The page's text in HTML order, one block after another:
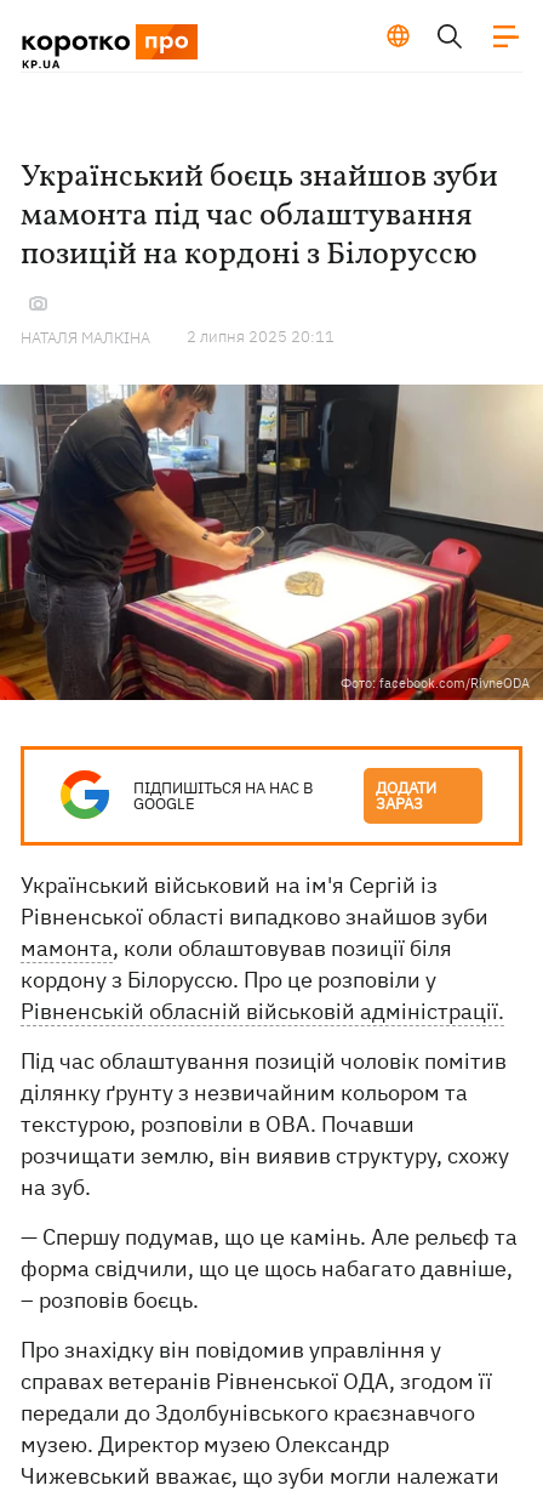
Український боєць знайшов зуби
мамонта під час облаштування
позицій на кордоні з Білоруссю
НАТАЛЯ МАЛКІНА 2 липня 2025 20:11
Фото: facebook.com/RivneODA
ПІДПИШІТЬСЯ НА НАС В
GOOGLE
ДОДАТИ
ЗАРАЗ
Український військовий на ім'я Сергій із
Рівненської області випадково знайшов зуби
мамонта, коли облаштовував позиції біля
кордону з Білоруссю. Про це розповіли у
Рівненській обласній військовій адміністрації.
Під час облаштування позицій чоловік помітив
ділянку ґрунту з незвичайним кольором та
текстурою, розповіли в ОВА. Почавши
розчищати землю, він виявив структуру, схожу
на зуб.
— Спершу подумав, що це камінь. Але рельєф та
форма свідчили, що це щось набагато давніше,
– розповів боєць.
Про знахідку він повідомив управління у
справах ветеранів Рівненської ОДА, згодом її
передали до Здолбунівського краєзнавчого
музею. Директор музею Олександр
Чижевський вважає, що зуби могли належати